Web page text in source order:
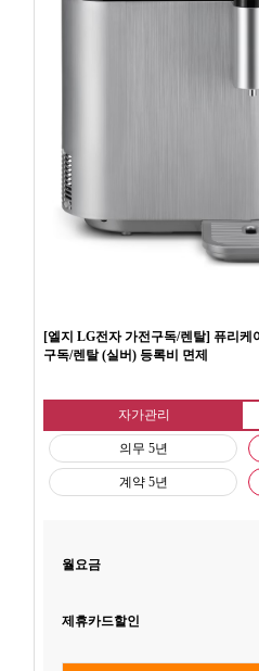
[엘지 LG전자 가전구독/렌탈] 퓨리케
구독/렌탈 (실버) 등록비 면제
자가관리
의무 5년
계약 5년
월요금
제휴카드할인